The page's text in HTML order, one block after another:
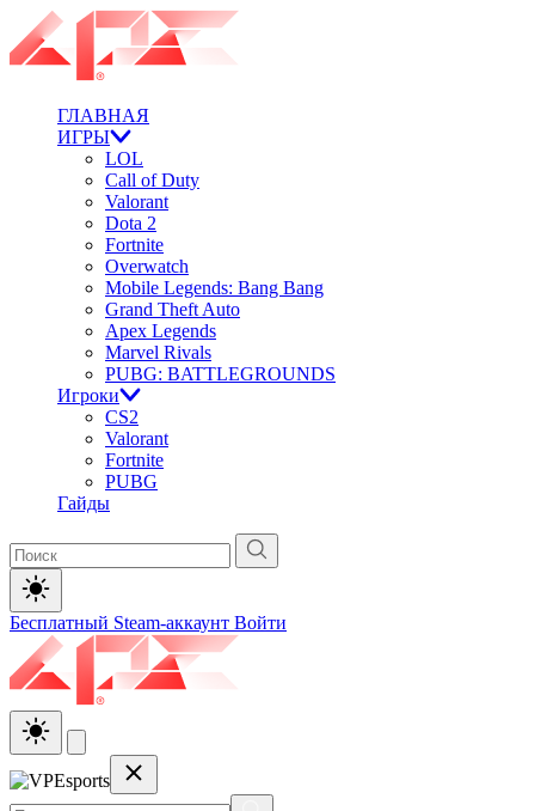
ГЛАВНАЯ
ИГРЫ
LOL
Call of Duty
Valorant
Dota 2
Fortnite
Overwatch
Mobile Legends: Bang Bang
Grand Theft Auto
Apex Legends
Marvel Rivals
PUBG: BATTLEGROUNDS
Игроки
CS2
Valorant
Fortnite
PUBG
Гайды
Бесплатный Steam-аккаунт Войти